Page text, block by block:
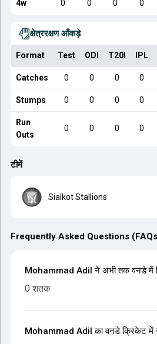
4w 0 0 0 0
क्षेत्ररक्षण आँकड़े
Format Test ODI T20I IPL
Catches 0 0 0 0
Stumps 0 0 0 0
Run
Outs
0 0 0 0
टीमें
Sialkot Stallions
Frequently Asked Questions
Mohammad Adil ने अभी तक वनडे में
0 शतक
Mohammad Adil का वनडे क्रिकेट में